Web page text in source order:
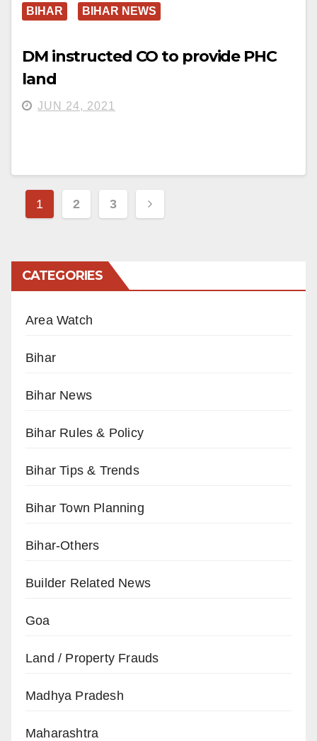
BIHAR BIHAR NEWS
DM instructed CO to provide PHC
land
JUN 24, 2021
Posts
1 2 3
CATEGORIES
Area Watch
Bihar
Bihar News
Bihar Rules & Policy
Bihar Tips & Trends
Bihar Town Planning
Bihar-Others
Builder Related News
Goa
Land / Property Frauds
Madhya Pradesh
Maharashtra